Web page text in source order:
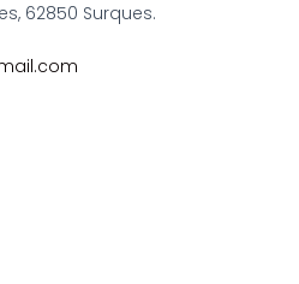
62850 Surques.